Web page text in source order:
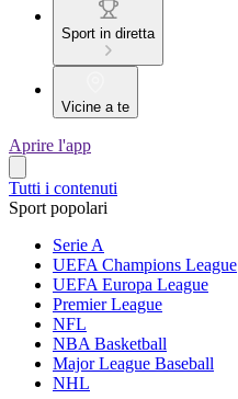
Sport in diretta
Vicine a te
Aprire l'app
Tutti i contenuti
Sport popolari
Serie A
UEFA Champions League
UEFA Europa League
Premier League
NFL
NBA Basketball
Major League Baseball
NHL